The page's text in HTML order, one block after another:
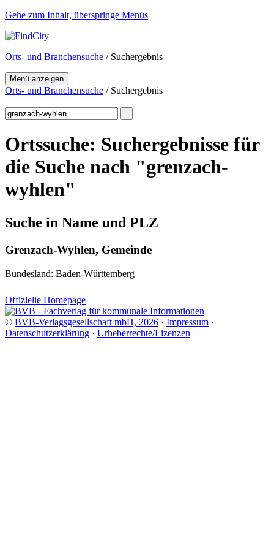
Gehe zum Inhalt, überspringe Menüs
Orts- und Branchensuche / Suchergebnis
Menü anzeigen
Orts- und Branchensuche / Suchergebnis
Ortssuche: Suchergebnisse für
die Suche nach "grenzach-
wyhlen"
Suche in Name und PLZ
Grenzach-Wyhlen, Gemeinde
Bundesland: Baden-Württemberg
Offizielle Homepage
© BVB-Verlagsgesellschaft mbH, 2026 · Impressum ·
Datenschutzerklärung · Urheberrechte/Lizenzen